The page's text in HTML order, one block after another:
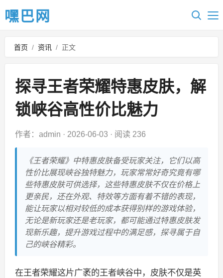
嘿巴网
首页 / 资讯 / 正文
探寻王者荣耀特惠皮肤，解
锁峡谷高性价比魅力
作者：admin · 2026-06-03 · 阅读 236
《王者荣耀》中特惠皮肤备受玩家关注，它们以高
性价比展现峡谷独特魅力，玩家常常好奇究竟有哪
些特惠皮肤可供选择，这些特惠皮肤不仅在价格上
更亲民，还在外观、特效等方面有着不错的表现，
能让玩家以相对较低的成本获得别样的游戏体验，
无论是新玩家还是老玩家，都可能通过特惠皮肤发
现新乐趣，提升游戏过程中的满足感，探寻属于自
己的峡谷精彩。
在王者荣耀这片广袤的王者峡谷中，皮肤不仅是英